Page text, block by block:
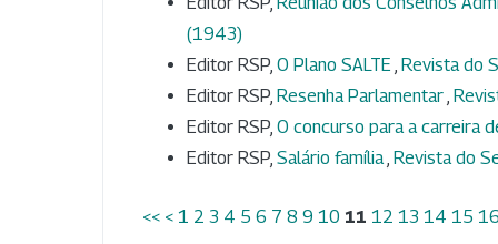
(1943)
Editor RSP, O Plano SALTE Revista do
Editor RSP, Resenha Parlamentar
Editor RSP, O concurso para a carreira
Editor RSP, Salário família Revista do
<< < 1 2 3 4 5 6 7 8 9 10 11 12 13 14 15